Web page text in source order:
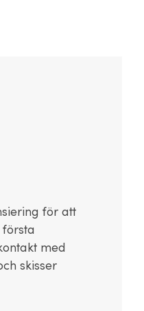
för att
med
skisser